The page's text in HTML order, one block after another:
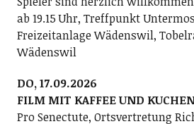
ab 19.15 Uhr, Treffpunkt
Freizeitanlage Wädenswil,
Wädenswil
DO, 17.09.2026
FILM MIT KAFFEE UND
Pro Senectute, Ortsvertretung